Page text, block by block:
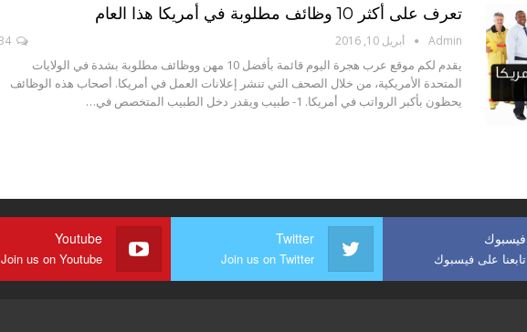
تعرف على أكثر 10 وظائف مطلوبة في أمريكا هذا العام
Admin أبريل 10, 2016 34
يقدم لكم موقع عرب هجرة اليوم قائمة بأفضل 10 مهن ووظائف مطلوبة بشدة في الولايات
المتحدة الأمريكية، من خلال الصحف التي تنشر إعلانات العمل في أمريكا. أصحاب هذه الوظائف
يحظون بأكبر الرواتب في أمريكا. 1- طبيب ويقدر دخل الطبيب المتخصص في…
فيسبوك
تابعنا على فيسبوك
Twitter
Join us on Twitter
Youtube
Join us on Youtube